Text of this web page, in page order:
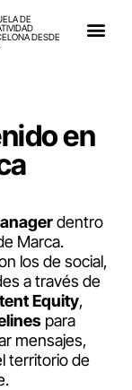
DE
DESDE
en
dentro
Marca.
los de social,
a través de
Equity,
para
mensajes,
territorio de